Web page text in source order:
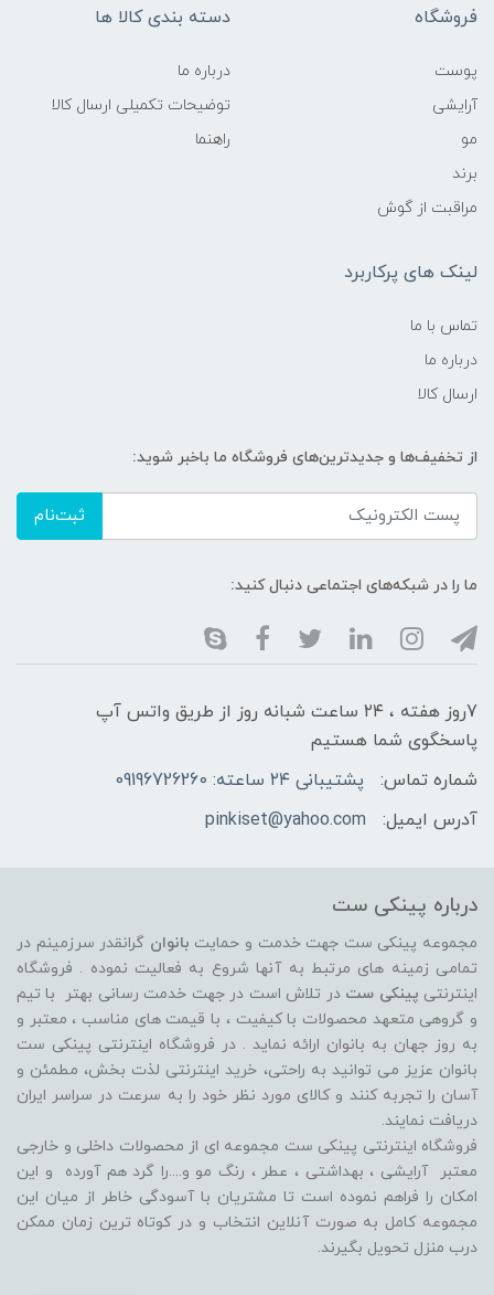
فروشگاه
پوست
آرایشی
مو
برند
مراقبت از گوش
دسته بندی کالا ها
درباره ما
توضیحات تکمیلی ارسال کالا
راهنما
لینک های پرکاربرد
تماس با ما
درباره ما
ارسال کالا
از تخفیف‌ها و جدیدترین‌های فروشگاه ما باخبر شوید:
ثبت‌نام
ما را در شبکه‌های اجتماعی دنبال کنید:
7روز هفته ، ۲۴ ساعت شبانه‌ روز از طریق واتس آپ
پاسخگوی شما هستیم
شماره تماس:
پشتیبانی ۲۴ ساعته: 09196726260
آدرس ایمیل:
pinkiset@yahoo.com
درباره پینکی ست
مجموعه پینکی ست جهت خدمت و حمایت بانوان گرانقدر سرزمینم در
تمامی زمینه های مرتبط به آنها شروع به فعالیت نموده . فروشگاه
اینترنتی پینکی ست در تلاش است در جهت خدمت رسانی بهتر با تیم
و گروهی متعهد محصولات با کیفیت ، با قیمت های مناسب ، معتبر و
به روز جهان به بانوان ارائه نماید . در فروشگاه اینترنتی پینکی ست
بانوان عزیز می توانيد به راحتی، خرید اینترنتی لذت بخش، مطمئن و
آسان را تجربه کنند و کالای مورد نظر خود را به سرعت در سراسر ایران
دریافت نمایند.
فروشگاه اینترنتی پینکی ست مجموعه ای از محصولات داخلی و خارجی
معتبر آرایشی ، بهداشتی ، عطر ، رنگ مو و....را گرد هم آورده و اين
امکان را فراهم نموده است تا مشتريان با آسودگی خاطر از ميان اين
مجموعه کامل به صورت آنلاين انتخاب و در کوتاه ترين زمان ممکن
درب منزل تحویل بگیرند.